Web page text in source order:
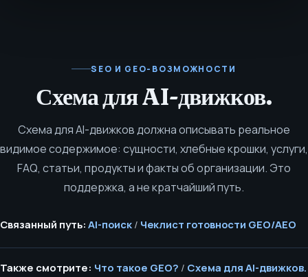
SEO И GEO-ВОЗМОЖНОСТИ
Схема для AI-движков.
Схема для AI-движков должна описывать реальное
видимое содержимое: сущности, хлебные крошки, услуги,
FAQ, статьи, продукты и факты об организации. Это
поддержка, а не кратчайший путь.
Связанный путь: AI-поиск / Чеклист готовности GEO/AEO
Также смотрите: Что такое GEO? / Схема для AI-движков.